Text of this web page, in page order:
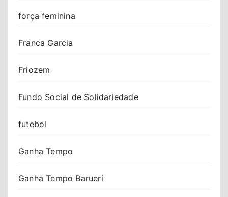
força feminina
Franca Garcia
Friozem
Fundo Social de Solidariedade
futebol
Ganha Tempo
Ganha Tempo Barueri